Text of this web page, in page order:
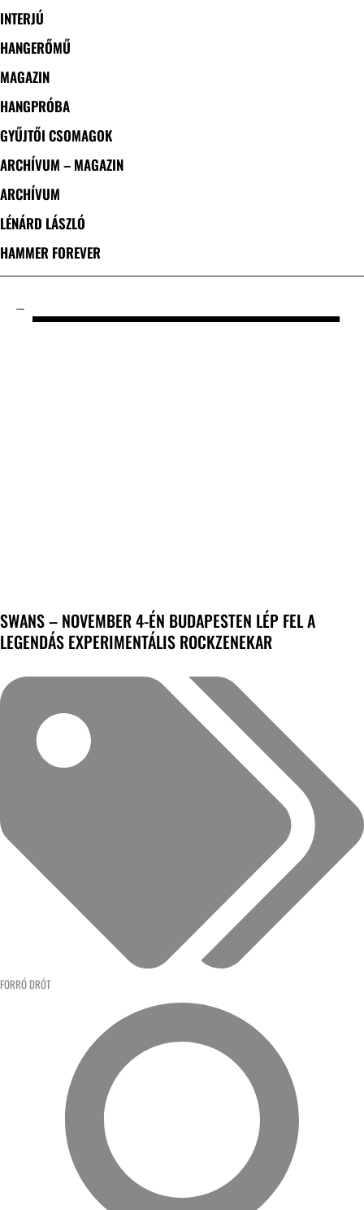
INTERJÚ
HANGERŐMŰ
MAGAZIN
HANGPRÓBA
GYŰJTŐI CSOMAGOK
ARCHÍVUM – MAGAZIN
ARCHÍVUM
LÉNÁRD LÁSZLÓ
HAMMER FOREVER
SWANS – NOVEMBER 4-ÉN BUDAPESTEN LÉP FEL A
LEGENDÁS EXPERIMENTÁLIS ROCKZENEKAR
FORRÓ DRÓT